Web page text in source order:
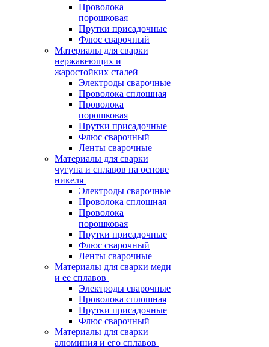
Проволока
порошковая
Прутки присадочные
Флюс сварочный
Материалы для сварки
нержавеющих и
жаростойких сталей
Электроды сварочные
Проволока сплошная
Проволока
порошковая
Прутки присадочные
Флюс сварочный
Ленты сварочные
Материалы для сварки
чугуна и сплавов на основе
никеля
Электроды сварочные
Проволока сплошная
Проволока
порошковая
Прутки присадочные
Флюс сварочный
Ленты сварочные
Материалы для сварки меди
и ее сплавов
Электроды сварочные
Проволока сплошная
Прутки присадочные
Флюс сварочный
Материалы для сварки
алюминия и его сплавов